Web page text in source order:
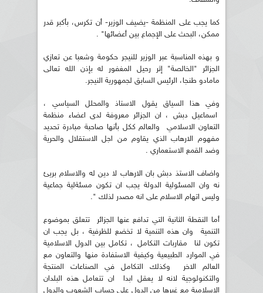
كما يجب على المنظمة -يضيف الوزير- أن تكرس، بأكبر قدر
ممكن، البحث على الإجماع بين أعضائها" .
و بهذه المناسبة عبر الوزير للنيجر حكومة وشعبا عن تعازي
الجزائر "الخالصة" إثر رحيل المغفور له بإذن الله تعالى
مامادو طنجا، الرئيس السابق لجمهورية النيجر.
وفي هذا السياق يقول الاستاذ والمحلل السياسي ،
اسماعيل دبش ، ان الجزائر معروفة لدى اعضاء منظمة
التعاون الاسلامي والعالم ككل بأنها صاحبة مبادرة تحديد
مفهوم الارهاب الذي يقاوم من اجل الاستقلال والحرية
وضد القمع الاستعماري .
واضاف الاستذ دبش بان الارهاب لا دين له والاسلام بريئ
نه وان المسئولية الدولة يجب ان تكون مسئةلية جماعية
وليس اتهام الاسلام على انه مصدر لذلك ".
أما النقطة الثانية التي تدافع عنها الجزائر تتعلق بموضوع
التنمية وان هذه التنمية لا تخضع للظرفية ، بل يجب ان
تكون لنا مقاربات التكامل ، تكامل بين الدول الاسلامية
في الموارد الطبيعية وكيفية الاستفادة منها والتعاون مع
العالم الاخر وكذلك التكامل في الصناعات المنتجة
والتكنولوجية لانه لا يعقل ابدا ان تتعامل هذه البلدان
الاسلامية مع غيرها من الدول على حساب الشعوب والدول